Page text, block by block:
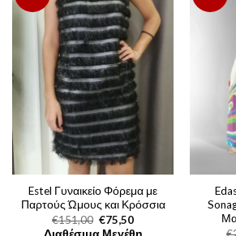
Estel Γυναικείο Φόρεμα με
Παρτούς Ώμους και Κρόσσια
€151,00 Original
price
€75,50Η
τρέχουσα